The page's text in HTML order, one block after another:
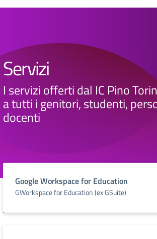
Servizi
I servizi offerti dal IC Pino
a tutti i genitori, studenti,
docenti
Google Workspace for Education
GWorkspace for Education (ex GSuite)